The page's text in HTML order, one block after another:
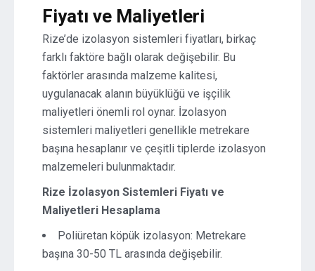
Fiyatı ve Maliyetleri
Rize’de izolasyon sistemleri fiyatları, birkaç
farklı faktöre bağlı olarak değişebilir. Bu
faktörler arasında malzeme kalitesi,
uygulanacak alanın büyüklüğü ve işçilik
maliyetleri önemli rol oynar. İzolasyon
sistemleri maliyetleri genellikle metrekare
başına hesaplanır ve çeşitli tiplerde izolasyon
malzemeleri bulunmaktadır.
Rize İzolasyon Sistemleri Fiyatı ve
Maliyetleri Hesaplama
Poliüretan köpük izolasyon: Metrekare
başına 30-50 TL arasında değişebilir.